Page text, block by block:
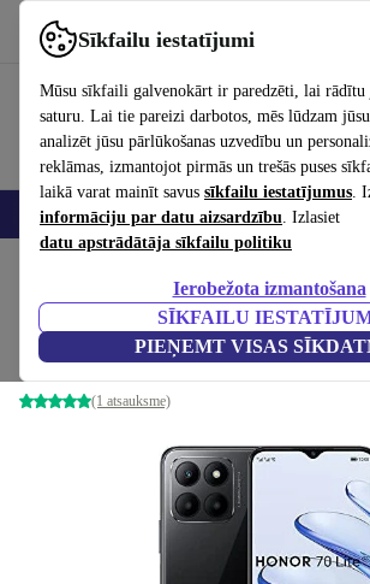
Sīkfailu iestatījumi
Mūsu sīkfaili galvenokārt ir paredzēti, lai rādītu
saturu. Lai tie pareizi darbotos, mēs lūdzam
analizēt jūsu pārlūkošanas uzvedību un
reklāmas, izmantojot pirmās un trešās puses
laikā varat mainīt savus sīkfailu iestatījumus.
informāciju par datu aizsardzību. Izlasiet
datu apstrādātāja sīkfailu politiku
Ierobežota izmantošana
SĪKFAILU
PIEŅEMT VISAS
Izmantojiet refurbed ātri un viegli
Viedtālruņi Portatīvie datori Planšetes
Honor 70 Lite
4 GB | 128 GB | Dual-SIM | Midnight Black
(1 atsauksme)